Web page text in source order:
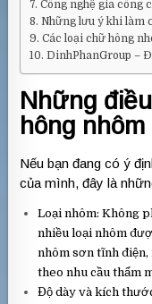
Công nghệ gia công
Những lưu ý khi làm
Các loại chữ hông
DinhPhanGroup –
Những
hông nhôm
Nếu bạn đang có ý
của mình, đây là
Loại nhôm: Không
nhiều loại nhôm
nhôm sơn tĩnh
theo nhu cầu thẩm
Độ dày và kích